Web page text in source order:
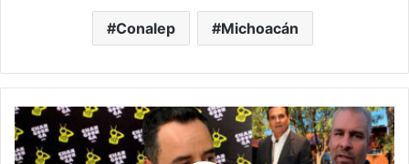
Conalep Michoacán
En
Un
Año